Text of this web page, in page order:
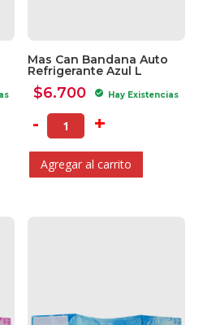
Mas Can Bandana Auto
Refrigerante Azul L
$6.700 check_circle Hay Existencias
- +
Agregar al carrito